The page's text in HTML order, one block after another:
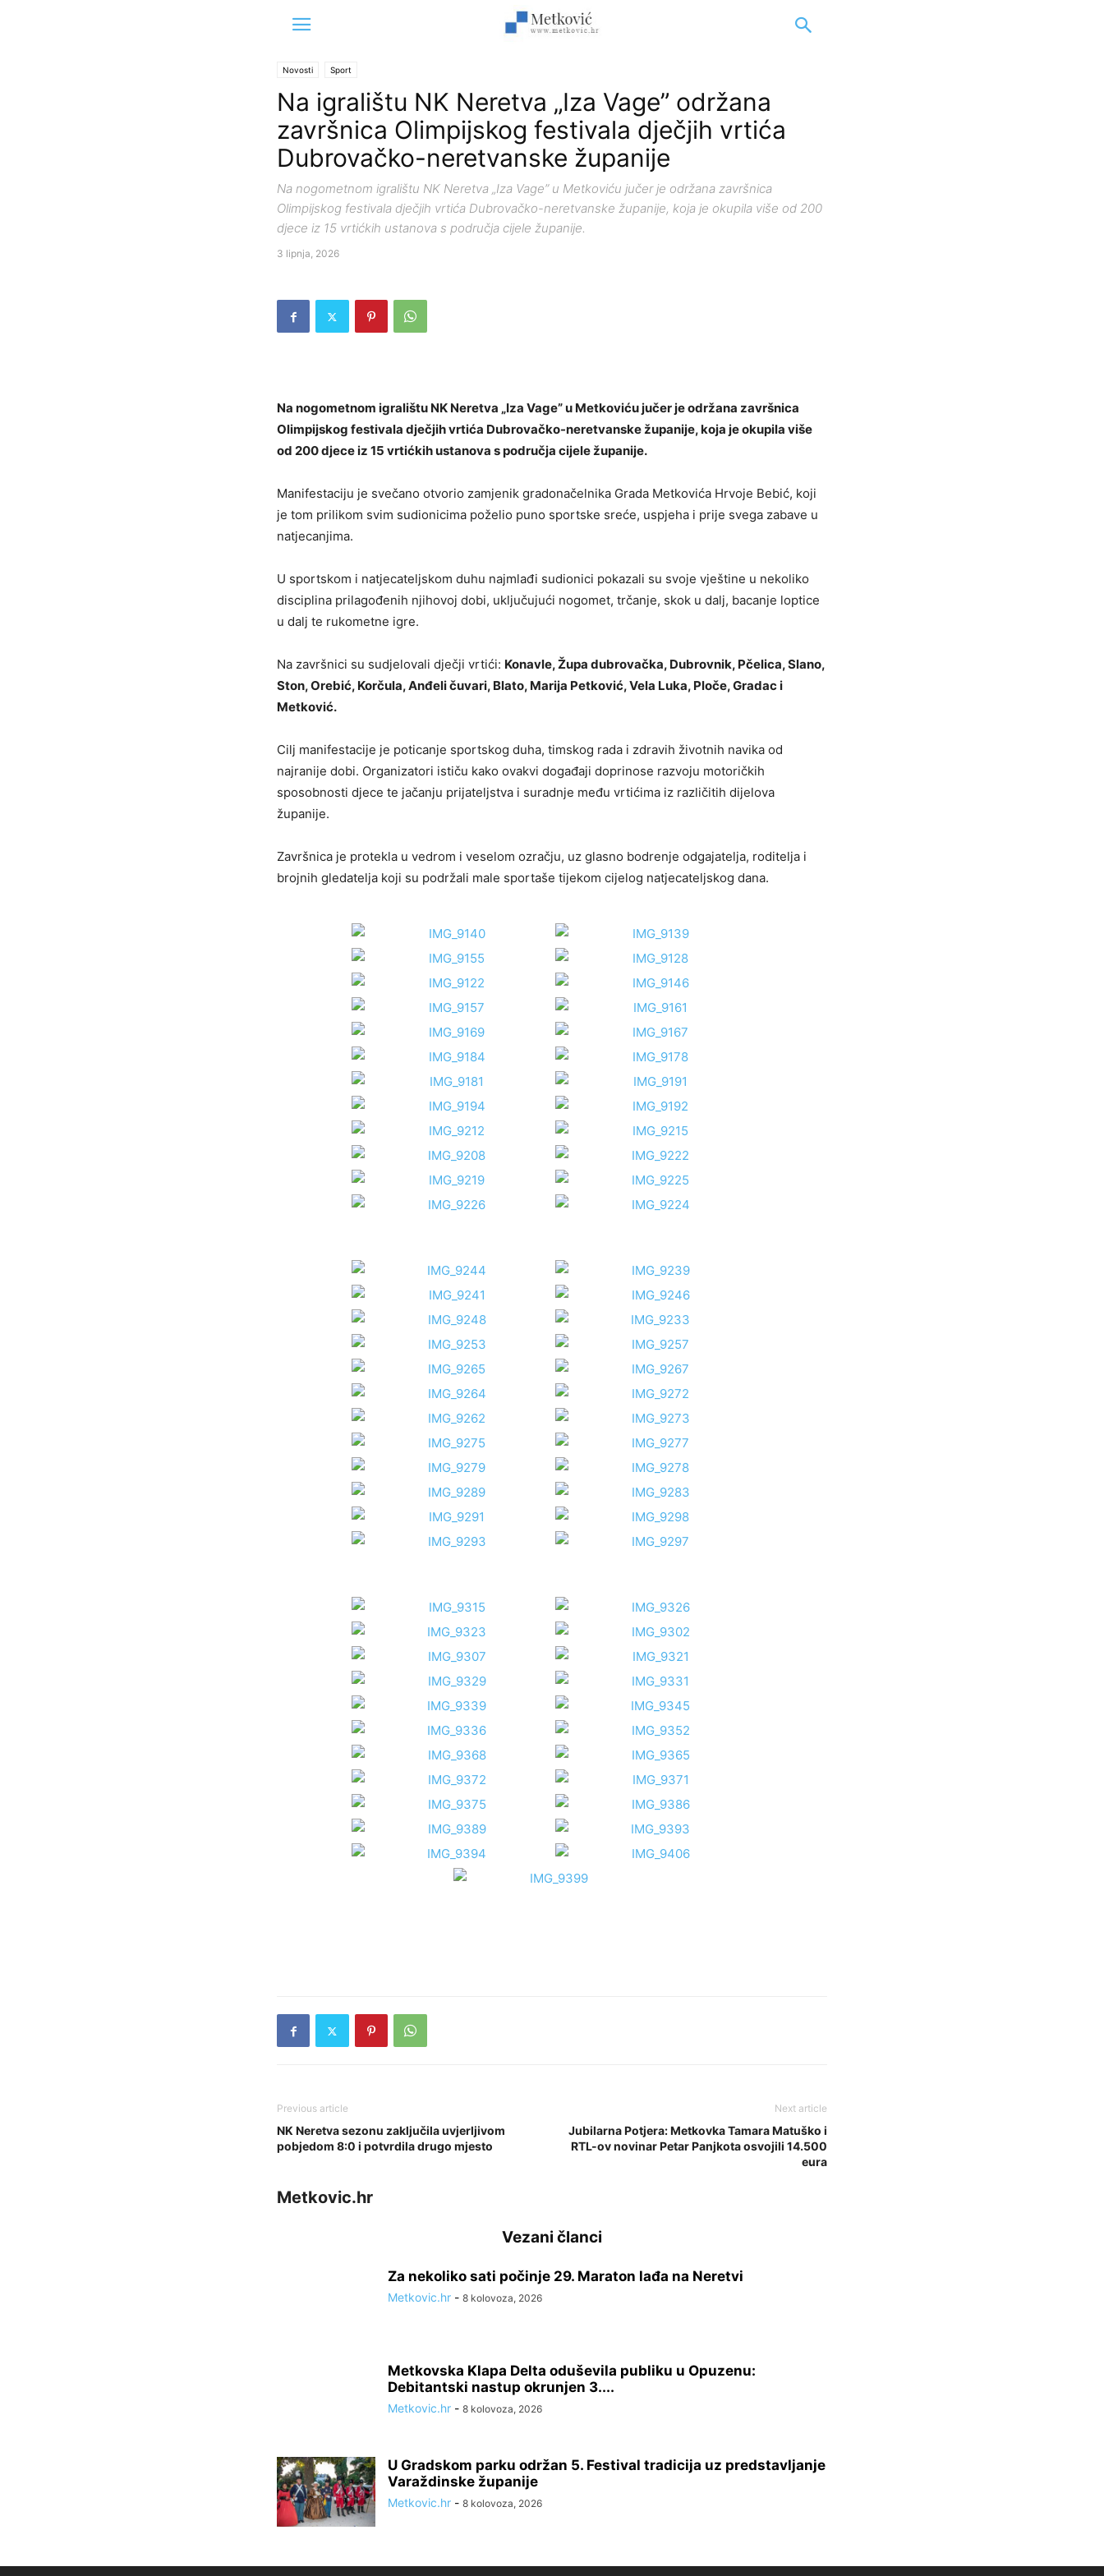
Novosti Sport
Na igralištu NK Neretva „Iza Vage” održana
završnica Olimpijskog festivala dječjih vrtića
Dubrovačko-neretvanske županije
Na nogometnom igralištu NK Neretva „Iza Vage” u Metkoviću jučer je održana završnica
Olimpijskog festivala dječjih vrtića Dubrovačko-neretvanske županije, koja je okupila više od 200
djece iz 15 vrtićkih ustanova s područja cijele županije.
3 lipnja, 2026
Na nogometnom igralištu NK Neretva „Iza Vage” u Metkoviću jučer je održana završnica
Olimpijskog festivala dječjih vrtića Dubrovačko-neretvanske županije, koja je okupila više
od 200 djece iz 15 vrtićkih ustanova s područja cijele županije.
Manifestaciju je svečano otvorio zamjenik gradonačelnika Grada Metkovića Hrvoje Bebić, koji
je tom prilikom svim sudionicima poželio puno sportske sreće, uspjeha i prije svega zabave u
natjecanjima.
U sportskom i natjecateljskom duhu najmlađi sudionici pokazali su svoje vještine u nekoliko
disciplina prilagođenih njihovoj dobi, uključujući nogomet, trčanje, skok u dalj, bacanje loptice
u dalj te rukometne igre.
Na završnici su sudjelovali dječji vrtići: Konavle, Župa dubrovačka, Dubrovnik, Pčelica, Slano,
Ston, Orebić, Korčula, Anđeli čuvari, Blato, Marija Petković, Vela Luka, Ploče, Gradac i
Metković.
Cilj manifestacije je poticanje sportskog duha, timskog rada i zdravih životnih navika od
najranije dobi. Organizatori ističu kako ovakvi događaji doprinose razvoju motoričkih
sposobnosti djece te jačanju prijateljstva i suradnje među vrtićima iz različitih dijelova
županije.
Završnica je protekla u vedrom i veselom ozračju, uz glasno bodrenje odgajatelja, roditelja i
brojnih gledatelja koji su podržali male sportaše tijekom cijelog natjecateljskog dana.
Previous article
NK Neretva sezonu zaključila uvjerljivom
pobjedom 8:0 i potvrdila drugo mjesto
Next article
Jubilarna Potjera: Metkovka Tamara Matuško i
RTL-ov novinar Petar Panjkota osvojili 14.500
eura
Metkovic.hr
Vezani članci
Za nekoliko sati počinje 29. Maraton lađa na Neretvi
Metkovic.hr - 8 kolovoza, 2026
Metkovska Klapa Delta oduševila publiku u Opuzenu:
Debitantski nastup okrunjen 3....
Metkovic.hr - 8 kolovoza, 2026
U Gradskom parku održan 5. Festival tradicija uz predstavljanje
Varaždinske županije
Metkovic.hr - 8 kolovoza, 2026